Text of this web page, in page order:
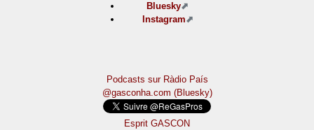
Bluesky
Instagram
Podcasts sur Ràdio País
@gasconha.com (Bluesky)
Esprit GASCON